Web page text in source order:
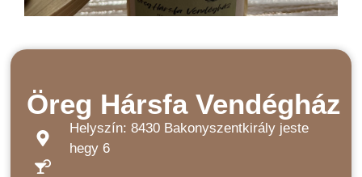
Öreg Hársfa Vendégház
Helyszín: 8430 Bakonyszentkirály jeste
hegy 6